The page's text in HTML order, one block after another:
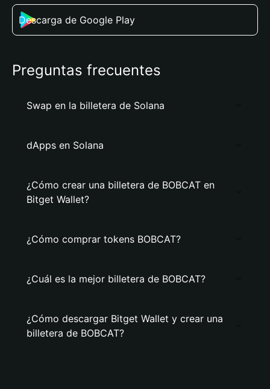
Descarga de Google Play
Preguntas frecuentes
Swap en la billetera de Solana
dApps en Solana
¿Cómo crear una billetera de BOBCAT en
Bitget Wallet?
¿Cómo comprar tokens BOBCAT?
¿Cuál es la mejor billetera de BOBCAT?
¿Cómo descargar Bitget Wallet y crear una
billetera de BOBCAT?